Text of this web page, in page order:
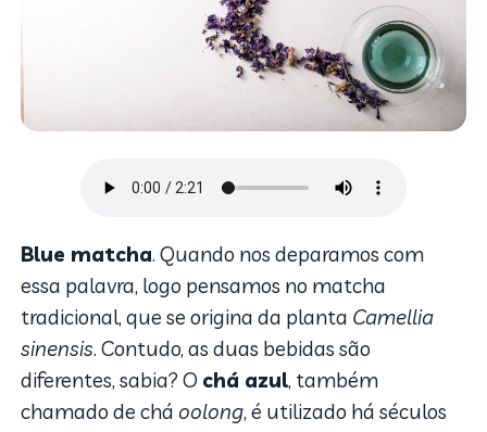
Blue matcha. Quando nos deparamos com
essa palavra, logo pensamos no matcha
tradicional, que se origina da planta Camellia
sinensis. Contudo, as duas bebidas são
diferentes, sabia? O chá azul, também
chamado de chá oolong, é utilizado há séculos